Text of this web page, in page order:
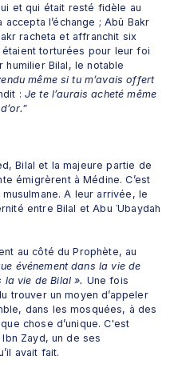
et qui était resté fidèle au
l’échange ; Abû Bakr
racheta et affranchit six
torturées pour leur foi
humilier Bilal, le notable
même si tu m’avais offert
: Je te l’aurais acheté même
Bilal et la majeure partie de
émigrèrent à Médine. C’est
A leur arrivée, le
entre Bilal et Abu ʿUbaydah
au côté du Prophète, au
événement dans la vie de
la vie de Bilal ». Une fois
trouver un moyen d’appeler
dans les mosquées, à des
chose d’unique. C'est
Zayd, un de ses
avait fait.